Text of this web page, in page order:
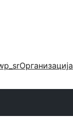
Организација